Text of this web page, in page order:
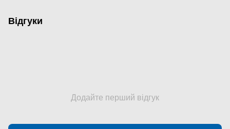
Відгуки
Додайте перший відгук